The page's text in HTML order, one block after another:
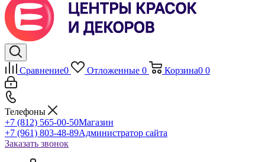
Сравнение0 Отложенные 0 Корзина0 0
Телефоны
+7 (812) 565-00-50Магазин
+7 (961) 803-48-89Администратор сайта
Заказать звонок